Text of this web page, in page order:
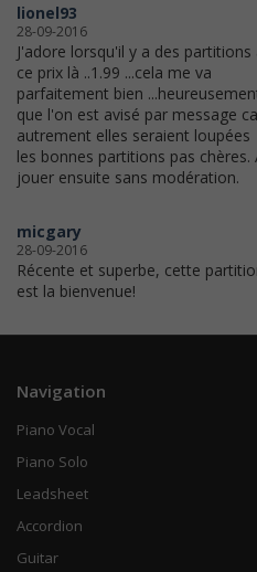
lionel93
28-09-2016
J'adore lorsqu'il y a des partitions
ce prix là ..1.99 ...cela me va
parfaitement bien
que l'on est avisé par message
autrement elles seraient loupées
les bonnes partitions pas chères.
jouer ensuite sans modération.
micgary
28-09-2016
Récente et superbe, cette
est la bienvenue!
Navigation
Piano Vocal
Piano Solo
Leadsheet
Accordion
Guitar